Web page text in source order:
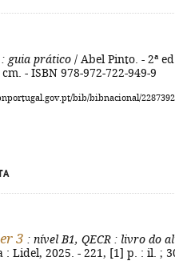
: guia prático / Abel Pinto. - 2ª
- ISBN 978-972-722-949-9
bib/bibnacional/2287392
3 : nível B1, QECR : livro do
: Lidel, 2025. - 221, [1] p. : il. ;